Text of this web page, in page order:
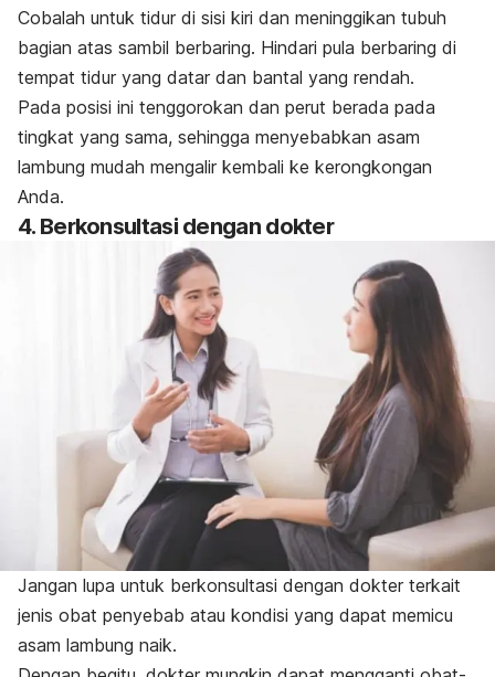
Cobalah untuk tidur di sisi kiri dan meninggikan tubuh
bagian atas sambil berbaring. Hindari pula berbaring di
tempat tidur yang datar dan bantal yang rendah.
Pada posisi ini tenggorokan dan perut berada pada
tingkat yang sama, sehingga menyebabkan asam
lambung mudah mengalir kembali ke kerongkongan
Anda.
4. Berkonsultasi dengan dokter
Jangan lupa untuk berkonsultasi dengan dokter terkait
jenis obat penyebab atau kondisi yang dapat memicu
asam lambung naik.